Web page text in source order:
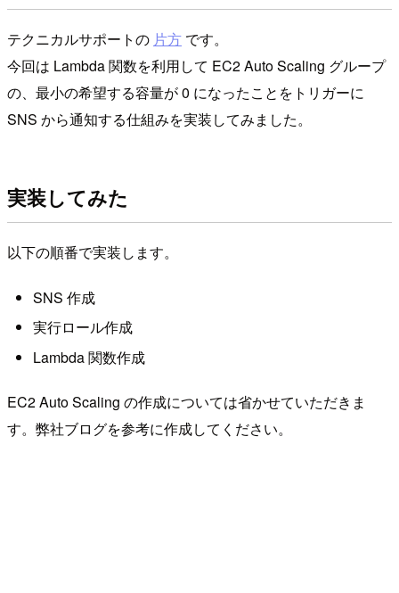
テクニカルサポートの 片方 です。
今回は Lambda 関数を利用して EC2 Auto Scaling グループ
の、最小の希望する容量が 0 になったことをトリガーに
SNS から通知する仕組みを実装してみました。
実装してみた
以下の順番で実装します。
SNS 作成
実行ロール作成
Lambda 関数作成
EC2 Auto Scaling の作成については省かせていただきま
す。弊社ブログを参考に作成してください。